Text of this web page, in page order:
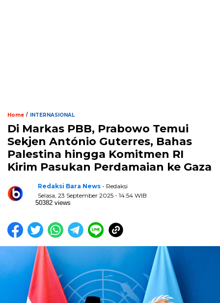
Home / INTERNASIONAL
Di Markas PBB, Prabowo Temui
Sekjen António Guterres, Bahas
Palestina hingga Komitmen RI
Kirim Pasukan Perdamaian ke Gaza
Redaksi Bara News - Redaksi
Selasa, 23 September 2025 - 14:54 WIB
50382 views